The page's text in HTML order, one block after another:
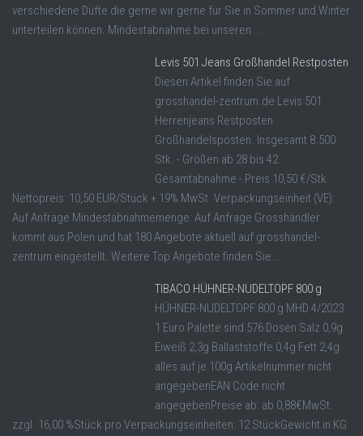
verschiedene Düfte die gerne wir gerne für Sie in Sommer und Winter
unterteilen können. Mindestabnahme bei unseren ...
Levis 501 Jeans Großhandel Restposten
Diesen Artikel finden Sie auf
grosshandel-zentrum.de Levis 501
Herrenjeans Restposten
Großhandelsposten. Insgesamt 8.500
Stk. - Größen ab 28 bis 42.
Gesamtabnahme - Preis 10,50 €/Stk.
Nettopreis: 10,50 EUR/Stück + 19% MwSt. Verpackungseinheit (VE):
Auf Anfrage Mindestabnahmemenge: Auf Anfrage Grosshändler
kommt aus Polen und hat 180 Angebote aktuell auf grosshandel-
zentrum eingestellt. Weitere Top Angebote finden Sie ...
TIBACO HÜHNER-NUDELTOPF 800 g
HÜHNER-NUDELTOPF 800 g MHD 4/2023
1 Euro Palette sind 576 Dosen Salz 0,9g
Eiweiß 2,3g Ballaststoffe 0,4g Fett 2,4g
alles auf je 100g Artikelnummer nicht
angegebenEAN Code nicht
angegebenPreise ab: ab 0,88€MwSt.
zzgl. 16,00 %Stück pro Verpackungseinheiten: 12 StückGewicht in KG